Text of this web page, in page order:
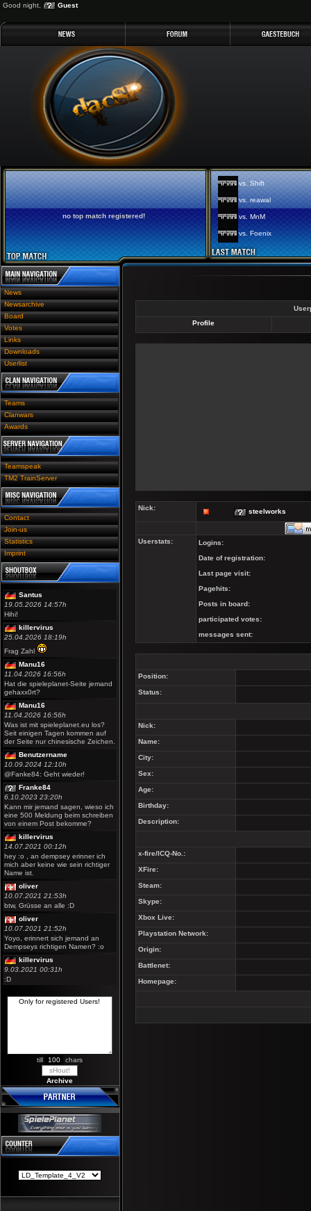
Good night, Guest
no top match registered!
vs. Shift
vs. reawal
vs. MnM
vs. Foenix
News
Newsarchive
Board
Votes
Links
Downloads
Userlist
Teams
Clanwars
Awards
Teamspeak
TM2 TrainServer
Contact
Join-us
Statistics
Imprint
Santus
19.05.2026 14:57h
Hihi!
killervirus
25.04.2026 18:19h
Frag Zahl
Manu16
11.04.2026 16:56h
Hat die spieleplanet-Seite jemand
gehaxx0rt?
Manu16
11.04.2026 16:56h
Was ist mit spieleplanet.eu los?
Seit einigen Tagen kommen auf
der Seite nur chinesische Zeichen.
Benutzername
10.09.2024 12:10h
@Fanke84: Geht wieder!
Franke84
6.10.2023 23:20h
Kann mir jemand sagen, wieso ich
eine 500 Meldung beim schreiben
von einem Post bekomme?
killervirus
14.07.2021 00:12h
hey :o , an dempsey erinner ich
mich aber keine wie sein richtiger
Name ist.
oliver
10.07.2021 21:53h
btw, Grüsse an alle :D
oliver
10.07.2021 21:52h
Yoyo, erinnert sich jemand an
Dempseys richtigen Namen? :o
killervirus
9.03.2021 00:31h
:D
till chars
Archive
Profile
Nick: steelworks
Userstats:
Logins:
Date of registration:
Last page visit:
Pagehits:
Posts in board:
participated votes:
messages sent:
Position:
Status:
Nick:
Name:
City:
Sex:
Age:
Birthday:
Description:
x-fire/ICQ-No.:
XFire:
Steam:
Skype:
Xbox Live:
Playstation Network:
Origin:
Battlenet:
Homepage: